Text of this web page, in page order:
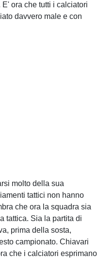
ora che tutti i calciatori
davvero male e con
molto della sua
tattici non hanno
che ora la squadra sia
tattica. Sia la partita di
prima della sosta,
campionato. Chiavari
che i calciatori esprimano